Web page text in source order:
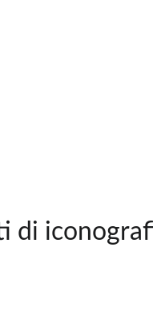
di